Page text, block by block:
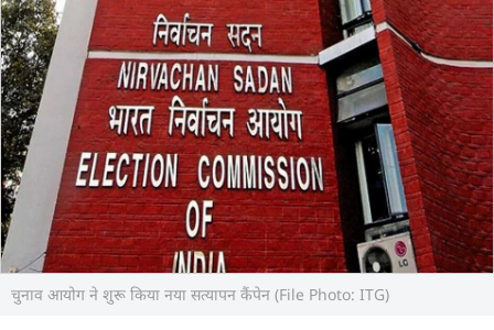
चुनाव आयोग ने शुरू किया नया सत्यापन कैंपेन (File Photo: ITG)